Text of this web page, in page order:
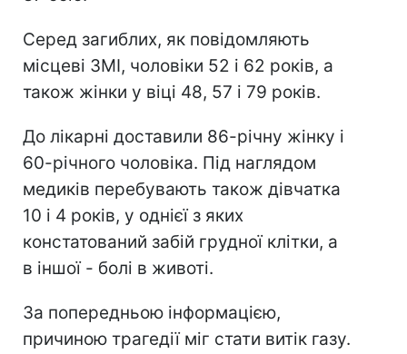
Серед загиблих, як повідомляють
місцеві ЗМІ, чоловіки 52 і 62 років, а
також жінки у віці 48, 57 і 79 років.
До лікарні доставили 86-річну жінку і
60-річного чоловіка. Під наглядом
медиків перебувають також дівчатка
10 і 4 років, у однієї з яких
констатований забій грудної клітки, а
в іншої - болі в животі.
За попередньою інформацією,
причиною трагедії міг стати витік газу.